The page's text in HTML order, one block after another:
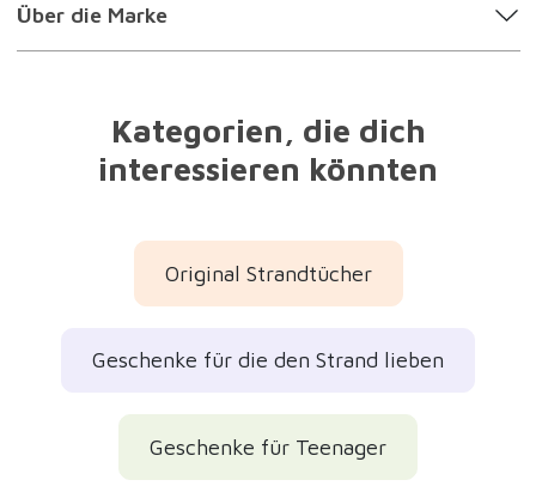
Über die Marke
Kategorien, die dich
interessieren könnten
Original Strandtücher
Geschenke für die den Strand lieben
Geschenke für Teenager